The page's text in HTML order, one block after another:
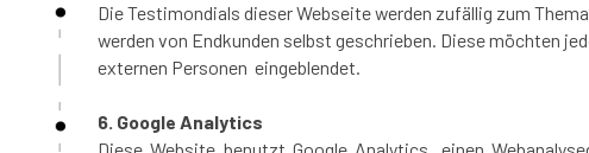
Die Testimondials dieser Webseite werden zufällig zum
werden von Endkunden selbst geschrieben. Diese möchten
externen Personen eingeblendet.
6. Google Analytics